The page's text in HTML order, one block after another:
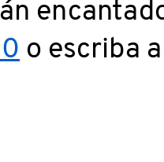
o escriba a